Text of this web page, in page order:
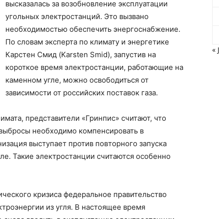
высказалась за возобновление эксплуатации
угольных электростанций. Это вызвано
необходимостью обеспечить энергоснабжение.
По словам эксперта по климату и энергетике
Карстен Смид (Karsten Smid), запустив на
короткое время электростанции, работающие на
каменном угле, можно освободиться от
зависимости от российских поставок газа.
представители «Гринпис» считают, что
необходимо компенсировать в
выступает против повторного запуска
Такие электростанции считаются особенно
кризиса федеральное правительство
из угля. В настоящее время
«